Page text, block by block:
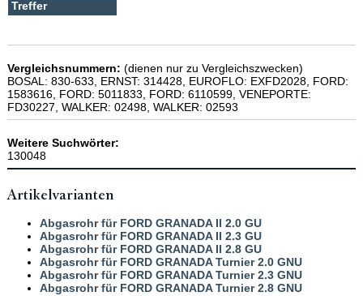
Vergleichsnummern: (dienen nur zu Vergleichszwecken)
BOSAL: 830-633, ERNST: 314428, EUROFLO: EXFD2028, FORD:
1583616, FORD: 5011833, FORD: 6110599, VENEPORTE:
FD30227, WALKER: 02498, WALKER: 02593
Weitere Suchwörter:
130048
Artikelvarianten
Abgasrohr für FORD GRANADA II 2.0 GU
Abgasrohr für FORD GRANADA II 2.3 GU
Abgasrohr für FORD GRANADA II 2.8 GU
Abgasrohr für FORD GRANADA Turnier 2.0 GNU
Abgasrohr für FORD GRANADA Turnier 2.3 GNU
Abgasrohr für FORD GRANADA Turnier 2.8 GNU